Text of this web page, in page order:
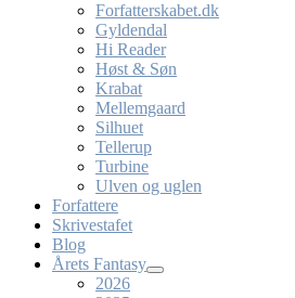
Forfatterskabet.dk
Gyldendal
Hi Reader
Høst & Søn
Krabat
Mellemgaard
Silhuet
Tellerup
Turbine
Ulven og uglen
Forfattere
Skrivestafet
Blog
Årets Fantasy
2026